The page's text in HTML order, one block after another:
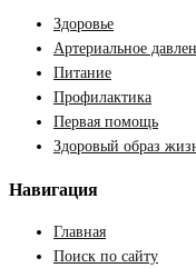
Здоровье
Артериальное
Питание
Профилактика
Первая помощь
Здоровый образ
Навигация
Главная
Поиск по сайту